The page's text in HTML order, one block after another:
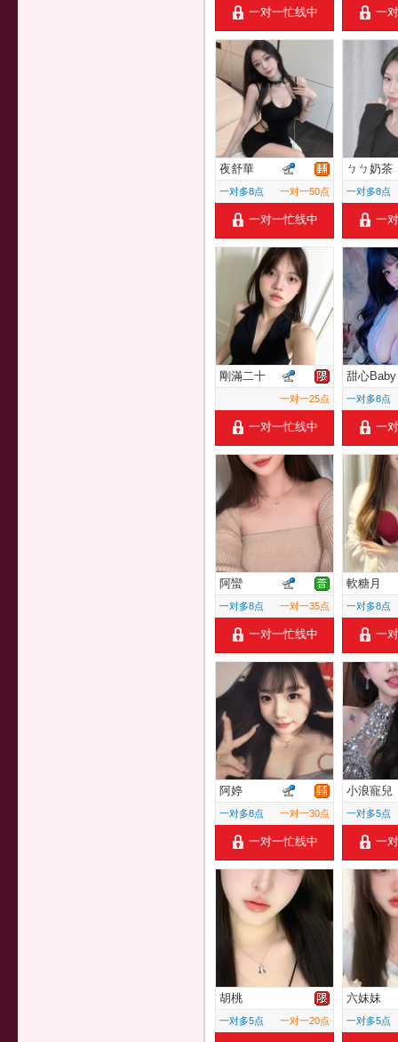
一对一忙线中 一
夜舒華
一对多8点 一对一50点
一对一忙线中
ㄅㄅ奶茶
一对多8点
一
剛滿二十
一对一25点
一对一忙线中
甜心Baby
一对多8点
一
阿蠻
一对多8点 一对一35点
一对一忙线中
軟糖月
一对多8点
一
阿婷
一对多8点 一对一30点
一对一忙线中
小浪寵兒
一对多5点
一
胡桃
一对多5点 一对一20点
六妹妹
一对多5点